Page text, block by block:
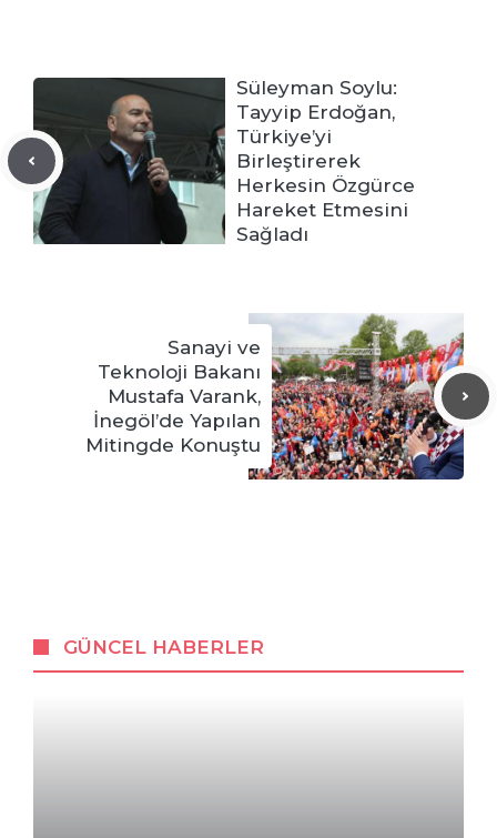
Süleyman Soylu:
Tayyip Erdoğan,
Türkiye’yi
Birleştirerek
Herkesin Özgürce
Hareket Etmesini
Sağladı
Sanayi ve
Teknoloji Bakanı
Mustafa Varank,
İnegöl’de Yapılan
Mitingde Konuştu
GÜNCEL HABERLER